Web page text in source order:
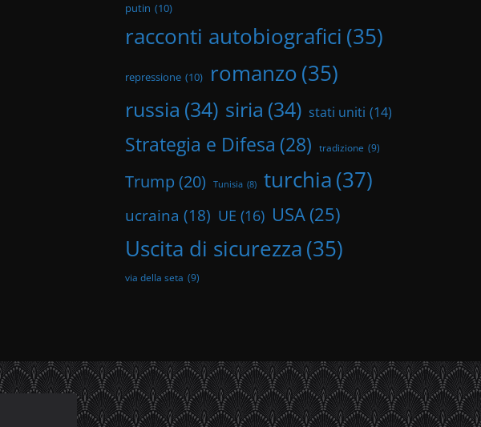
putin (10)
racconti autobiografici (35)
repressione (10) romanzo(35)
russia (34) siria (34) stati uniti (14)
Strategia e Difesa (28) tradizione (9)
Trump (20) Tunisia (8) turchia(37)
ucraina (18) UE (16) USA (25)
Uscita di sicurezza(35)
via della seta (9)